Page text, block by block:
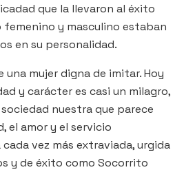
que la llevaron al éxito
femenino y masculino estaban
en su personalidad.
una mujer digna de imitar. Hoy
y carácter es casi un milagro,
nuestra que parece
el amor y el servicio
vez más extraviada, urgida
y de éxito como Socorrito